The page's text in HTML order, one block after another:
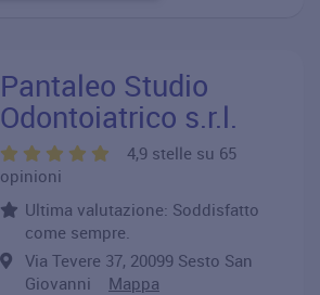
Pantaleo Studio
Odontoiatrico s.r.l.
4,9 stelle su 65
opinioni
Ultima valutazione: Soddisfatto
come sempre.
Via Tevere 37, 20099 Sesto San
Giovanni Mappa